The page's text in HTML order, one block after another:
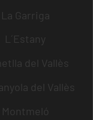
La Garriga
L´Estany
del Vallès
del Vallès
Montmeló